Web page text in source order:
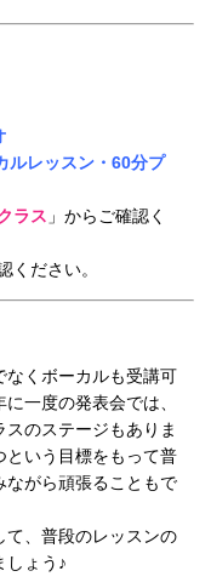
ルレッスン・60分プ
ラス 」からご確認く
ください。
なくボーカルも受講可
一度の発表会では、
のステージもありま
という目標をもって普
ながら頑張ることもで
て、普段のレッスンの
しょう♪